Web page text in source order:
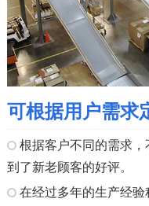
可根据用户需求
根据客户不同的需求
到了新老顾客的好评。
在经过多年的生产经